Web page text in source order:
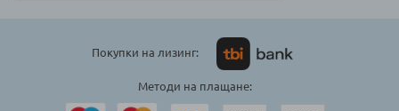
Покупки на лизинг:
Методи на плащане: